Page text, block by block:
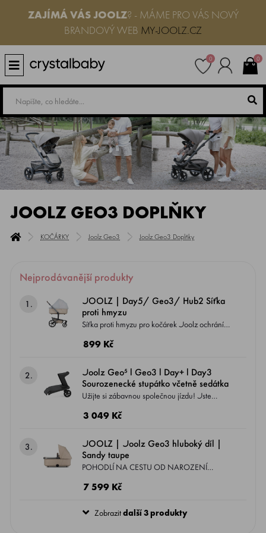
ZAJÍMÁ VÁS JOOLZ? - MÁME PRO VÁS NOVÝ
BRANDOVÝ WEB MY-JOOLZ.CZ
0 0
JOOLZ GEO3 DOPLŇKY
KOČÁRKY Joolz Geo3 Joolz Geo3 Doplňky
Nejprodávanější produkty
1.
JOOLZ | Day5/ Geo3/ Hub2 Síťka
proti hmyzu
Síťka proti hmyzu pro kočárek Joolz ochrání
dítě před nevítaným hmyzem. Může být
899 Kč
2.
Joolz Geo⁵ l Geo3 l Day+ l Day3
Sourozenecké stupátko včetně sedátka
Užijte si zábavnou společnou jízdu! Jste
připraveni na rodinná dobrodružství?
pro rodiče, kteří vyrazí ven se dvěma malými
dětmi. Připevněte jej jedním kliknutím ke svému
už stojí nebo sedí.
3 049 Kč
3.
JOOLZ | Joolz Geo3 hluboký díl |
Sandy taupe
POHODLÍ NA CESTU OD NAROZENÍ
Extrémně pohodlný a jedinečný hluboký díl
mimořádně útulným a bezpečným. Na
pohodlné matraci může vaše nejmilejší
7 599 Kč
Zobrazitdalší 3 produkty